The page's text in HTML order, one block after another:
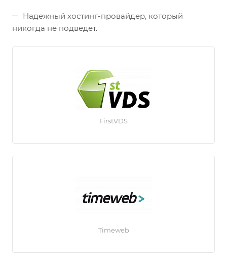
Надежный хостинг-провайдер, который
никогда не подведет.
FirstVDS
Timeweb